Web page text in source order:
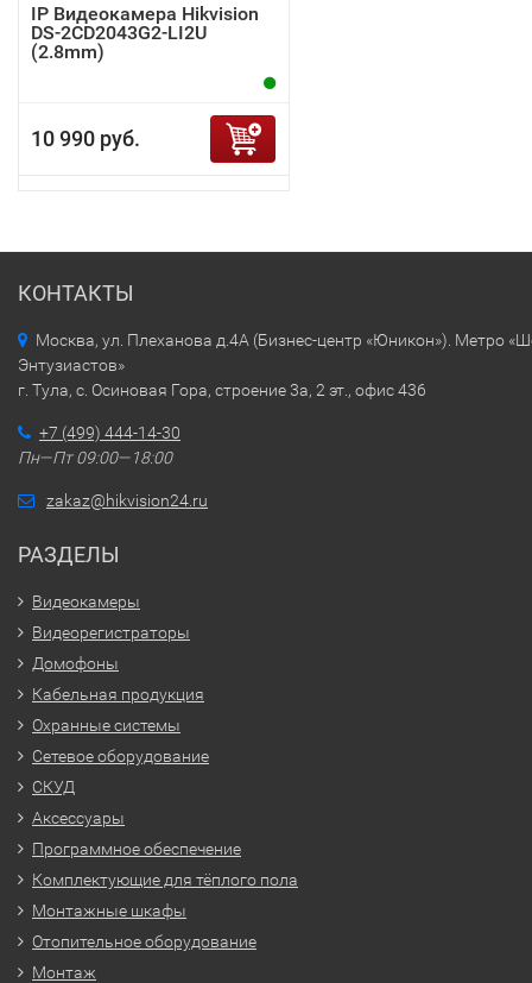
IP Видеокамера Hikvision
DS-2CD2043G2-LI2U
(2.8mm)
10 990 руб.
КОНТАКТЫ
Москва, ул. Плеханова д.4А (Бизнес-центр «Юникон»). Метро
Энтузиастов»
г. Тула, с. Осиновая Гора, строение 3а, 2 эт., офис 436
+7 (499) 444-14-30
Пн—Пт 09:00—18:00
zakaz@hikvision24.ru
РАЗДЕЛЫ
Видеокамеры
Видеорегистраторы
Домофоны
Кабельная продукция
Охранные системы
Сетевое оборудование
СКУД
Аксессуары
Программное обеспечение
Комплектующие для тёплого пола
Монтажные шкафы
Отопительное оборудование
Монтаж